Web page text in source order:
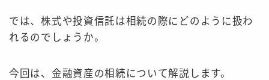
では、株式や投資信託は相続の際にどのように扱わ
れるのでしょうか。
今回は、金融資産の相続について解説します。